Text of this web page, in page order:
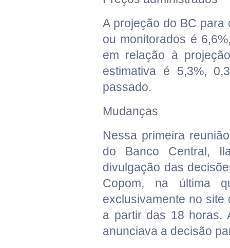
A projeção do BC
ou monitorados é
em relação à
estimativa é 5,3%,
passado.
Mudanças
Nessa primeira
do Banco Central,
divulgação das
Copom, na última
exclusivamente no site
a partir das 18 horas.
anunciava a decisão